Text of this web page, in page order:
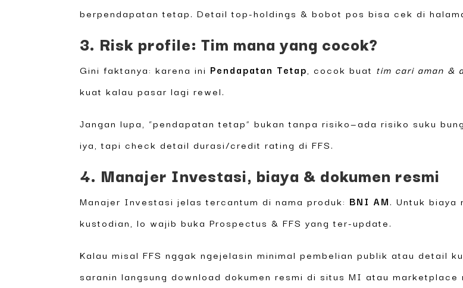
berpendapatan tetap. Detail top-holdings & bobot pos bisa cek di
3. Risk profile: Tim mana yang cocok?
Gini faktanya: karena ini Pendapatan Tetap, cocok buat tim cari aman &
kuat kalau pasar lagi rewel.
Jangan lupa, “pendapatan tetap” bukan tanpa risiko—ada risiko suku
iya, tapi check detail durasi/credit rating di FFS.
4. Manajer Investasi, biaya & dokumen resmi
Manajer Investasi jelas tercantum di nama produk: BNI AM. Untuk biaya
kustodian, lo wajib buka Prospectus & FFS yang ter-update.
Kalau misal FFS nggak ngejelasin minimal pembelian publik atau detail
saranin langsung download dokumen resmi di situs MI atau marketplace